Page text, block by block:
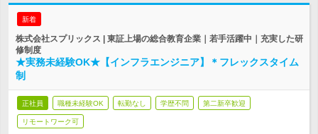
新着
株式会社スプリックス | 東証上場の総合教育企業｜若手活躍中｜充実した研
修制度
★実務未経験OK★【インフラエンジニア】＊フレックスタイム
制
正社員 職種未経験OK 転勤なし 学歴不問 第二新卒歓迎
リモートワーク可